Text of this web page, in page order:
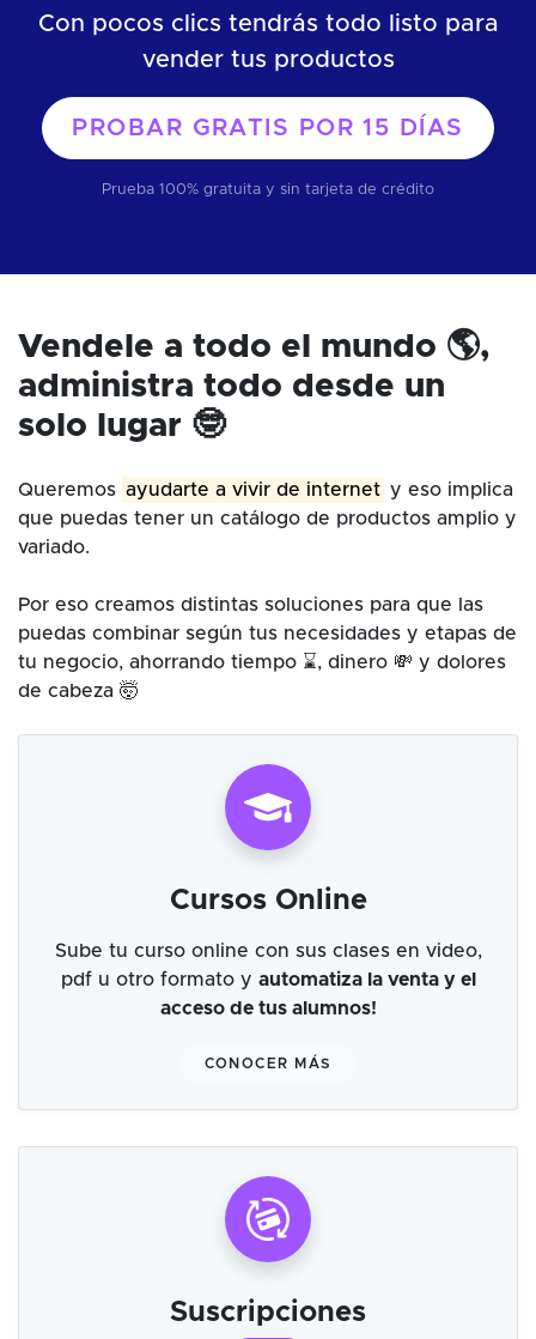
Con pocos clics tendrás todo listo para
vender tus productos
PROBAR GRATIS POR15 DÍAS
Prueba 100% gratuita y sin tarjeta de crédito
Vendele a todo el mundo 🌎,
administra todo desde un
solo lugar 🤓
Queremos ayudarte a vivir de internet y eso implica
que puedas tener un catálogo de productos amplio y
variado.
Por eso creamos distintas soluciones para que las
puedas combinar según tus necesidades y etapas de
tu negocio, ahorrando tiempo ⌛, dinero 💸 y dolores
de cabeza 🤯
Cursos Online
Sube tu curso online con sus clases en video,
pdf u otro formato y automatiza la venta y el
acceso de tus alumnos!
CONOCER MÁS
Suscripciones